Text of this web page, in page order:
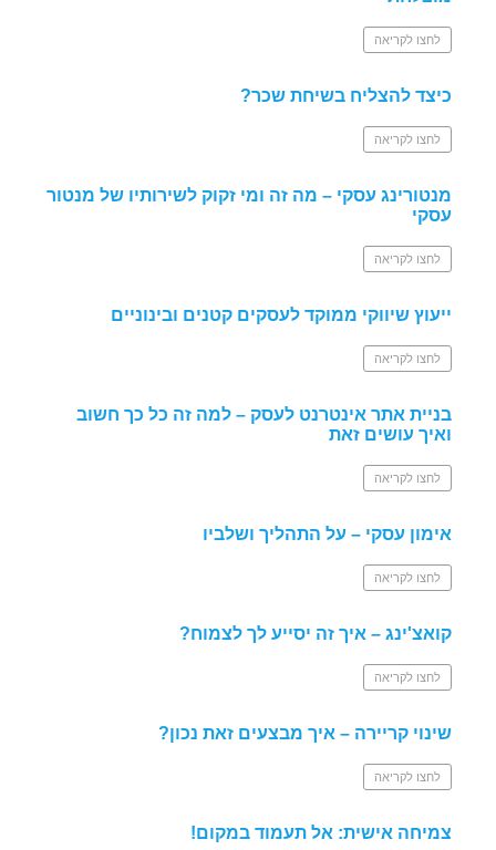
לחצו לקריאה
כיצד להצליח בשיחת שכר?
לחצו לקריאה
מנטורינג עסקי – מה זה ומי זקוק לשירותיו של מנטור
עסקי
לחצו לקריאה
ייעוץ שיווקי ממוקד לעסקים קטנים ובינוניים
לחצו לקריאה
בניית אתר אינטרנט לעסק – למה זה כל כך חשוב
ואיך עושים זאת
לחצו לקריאה
אימון עסקי – על התהליך ושלביו
לחצו לקריאה
קואצ'ינג – איך זה יסייע לך לצמוח?
לחצו לקריאה
שינוי קריירה – איך מבצעים זאת נכון?
לחצו לקריאה
צמיחה אישית: אל תעמוד במקום!